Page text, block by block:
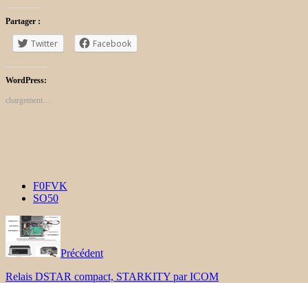
Partager :
Twitter Facebook
WordPress:
chargement…
F0FVK
SO50
Précédent
Relais DSTAR compact, STARKITY par ICOM